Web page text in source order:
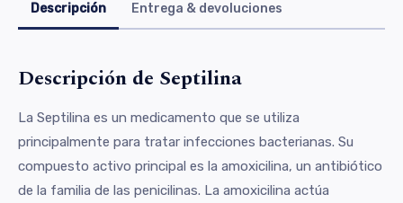
Descripción Entrega & devoluciones
Descripción de Septilina
La Septilina es un medicamento que se utiliza
principalmente para tratar infecciones bacterianas. Su
compuesto activo principal es la amoxicilina, un antibiótico
de la familia de las penicilinas. La amoxicilina actúa